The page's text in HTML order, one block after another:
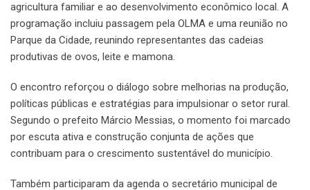
agricultura familiar e ao desenvolvimento econômico local. A
programação incluiu passagem pela OLMA e uma reunião no
Parque da Cidade, reunindo representantes das cadeias
produtivas de ovos, leite e mamona.
O encontro reforçou o diálogo sobre melhorias na produção,
políticas públicas e estratégias para impulsionar o setor rural.
Segundo o prefeito Márcio Messias, o momento foi marcado
por escuta ativa e construção conjunta de ações que
contribuam para o crescimento sustentável do município.
Também participaram da agenda o secretário municipal de